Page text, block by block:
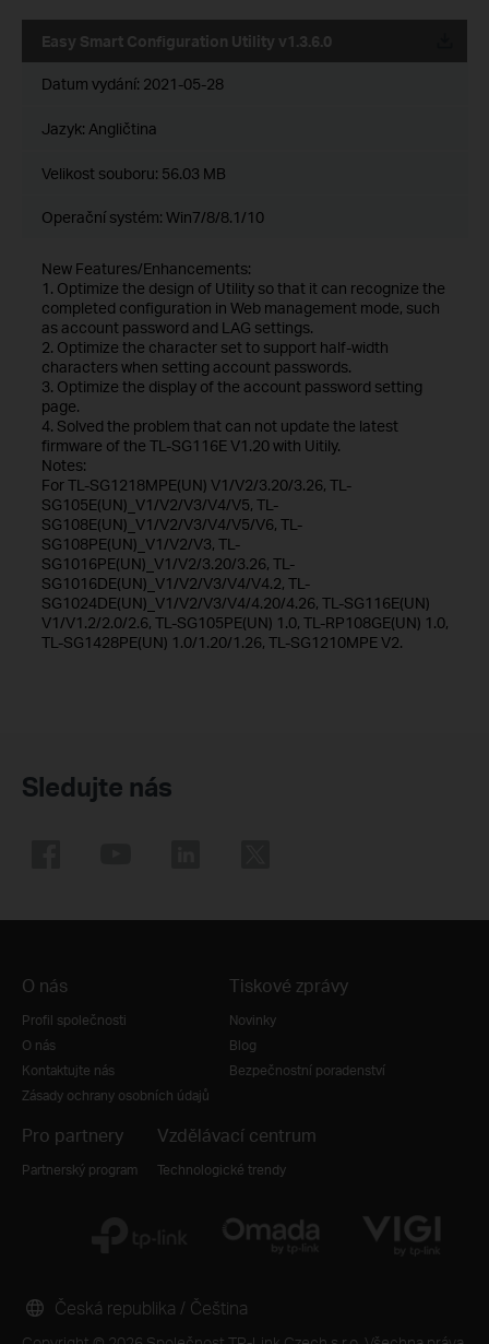
Easy Smart Configuration Utility v1.3.6.0
Datum vydání: 2021-05-28
Jazyk: Angličtina
Velikost souboru: 56.03 MB
Operační systém: Win7/8/8.1/10
New Features/Enhancements:
1. Optimize the design of Utility so that it can recognize the
completed configuration in Web management mode, such
as account password and LAG settings.
2. Optimize the character set to support half-width
characters when setting account passwords.
3. Optimize the display of the account password setting
page.
4. Solved the problem that can not update the latest
firmware of the TL-SG116E V1.20 with Uitily.
Notes:
For TL-SG1218MPE(UN) V1/V2/3.20/3.26, TL-
SG105E(UN)_V1/V2/V3/V4/V5, TL-
SG108E(UN)_V1/V2/V3/V4/V5/V6, TL-
SG108PE(UN)_V1/V2/V3, TL-
SG1016PE(UN)_V1/V2/3.20/3.26, TL-
SG1016DE(UN)_V1/V2/V3/V4/V4.2, TL-
SG1024DE(UN)_V1/V2/V3/V4/4.20/4.26, TL-SG116E(UN)
V1/V1.2/2.0/2.6, TL-SG105PE(UN) 1.0, TL-RP108GE(UN) 1.0,
TL-SG1428PE(UN) 1.0/1.20/1.26, TL-SG1210MPE V2.
Sledujte nás
O nás
Profil společnosti
O nás
Kontaktujte nás
Zásady ochrany osobních údajů
Tiskové zprávy
Novinky
Blog
Bezpečnostní poradenství
Pro partnery
Partnerský program
Vzdělávací centrum
Technologické trendy
Česká republika / Čeština